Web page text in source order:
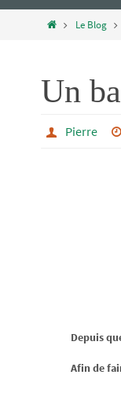
Le Blog
Un
Pierre
Depuis
Afin de